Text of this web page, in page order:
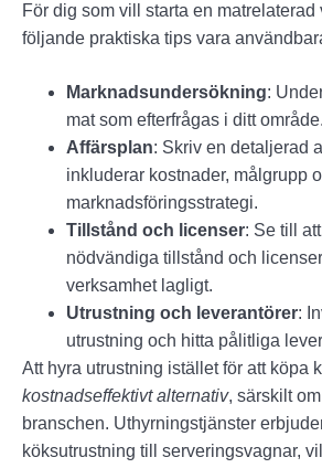
För dig som vill starta en matrelaterad
följande praktiska tips vara
Marknadsundersökning:
mat som efterfrågas i ditt område.
Affärsplan: Skriv en detaljerad
inkluderar kostnader, målgrupp
marknadsföringsstrategi.
Tillstånd och licenser: Se till
nödvändiga tillstånd och
verksamhet lagligt.
Utrustning och leverantörer:
utrustning och hitta pålitliga
Att hyra utrustning istället för att köpa
kostnadseffektivt alternativ, särskilt
branschen. Uthyrningstjänster
köksutrustning till serveringsvagnar,